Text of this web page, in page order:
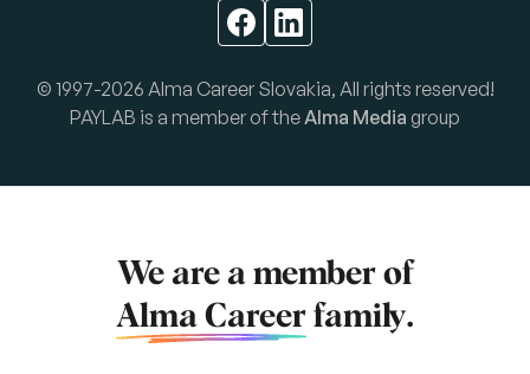
© 1997-2026 Alma Career Slovakia, All rights reserved!
PAYLAB is a member of the Alma Media group
We are a member of
Alma Career family.